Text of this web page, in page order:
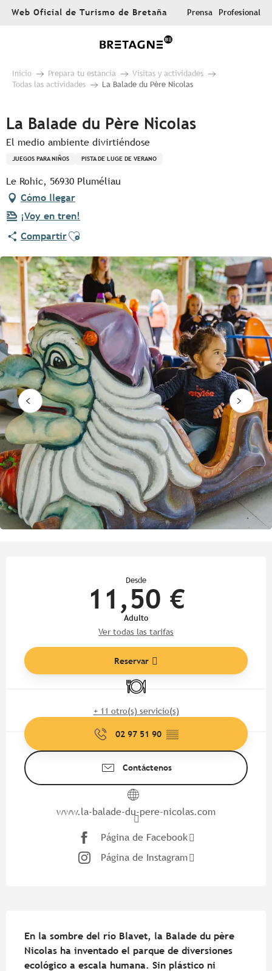
AllerWeb Oficial de Turismo de Bretaña Prensa Profesional
Inicio Prepara tu estancia
Visitas y actividades
Todas las actividades
La Balade du Père Nicolas
La Balade du Père Nicolas
El medio ambiente divirtiéndose
JUEGOS PARA NIÑOS PISTA DE LUGE DE VERANO
Le Rohic, 56930 Pluméliau
Cómo llegar
¡Voy en tren!
CompartirAjouter aux favoris
Desde
11,50 €
Adulto
Ver todas las tarifas
Reservar
Restaurante
+ 11 otro(s) servicio(s)
02 97 51 90 ▒▒
Contáctenos
www.la-balade-du-pere-nicolas.com
Página de Facebook
Página de Instagram
En la sombre del río Blavet, la Balade du père
Nicolas ha inventado el parque de diversiones
ecológico a escala humana. Sin plástico ni